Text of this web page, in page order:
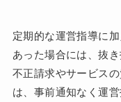
定期的な運営指導に
あった場合には、抜
不正請求やサービス
は、事前通知なく運